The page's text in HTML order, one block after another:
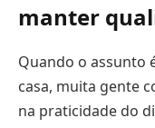
manter
Quando o assunto
casa, muita gente
na praticidade do